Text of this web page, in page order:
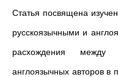
Статья посвящена
русскоязычными и
расхождения между
англоязычных авторов в